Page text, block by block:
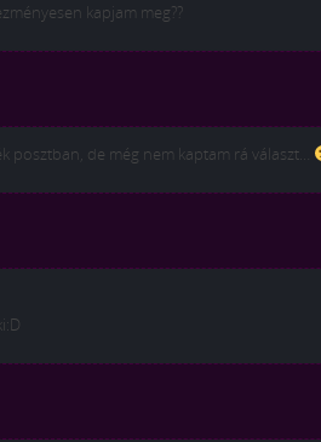
kapjam meg??
posztban, de még nem kaptam rá választ…